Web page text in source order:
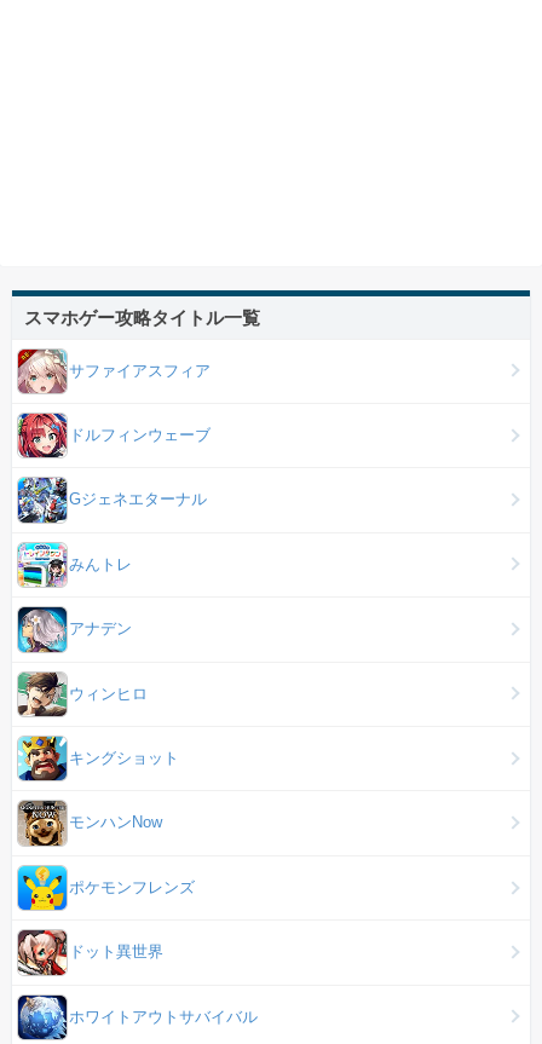
スマホゲー攻略タイトル一覧
サファイアスフィア
ドルフィンウェーブ
Gジェネエターナル
みんトレ
アナデン
ウィンヒロ
キングショット
モンハンNow
ポケモンフレンズ
ドット異世界
ホワイトアウトサバイバル